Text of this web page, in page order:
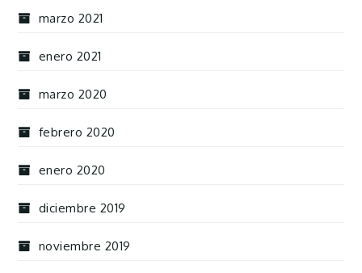
marzo 2021
enero 2021
marzo 2020
febrero 2020
enero 2020
diciembre 2019
noviembre 2019